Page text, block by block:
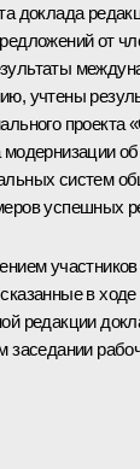
доклада
от
учтены
проекта
модернизации
систем
успешных
в
редакции
заседании